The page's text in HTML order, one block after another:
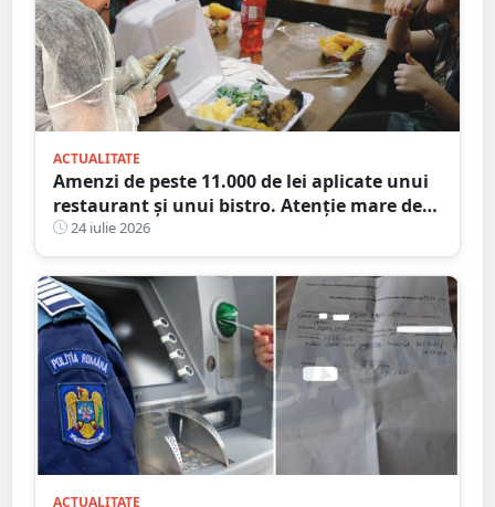
ACTUALITATE
Amenzi de peste 11.000 de lei aplicate unui
restaurant și unui bistro. Atenție mare de
unde mâncați
24 iulie 2026
ACTUALITATE